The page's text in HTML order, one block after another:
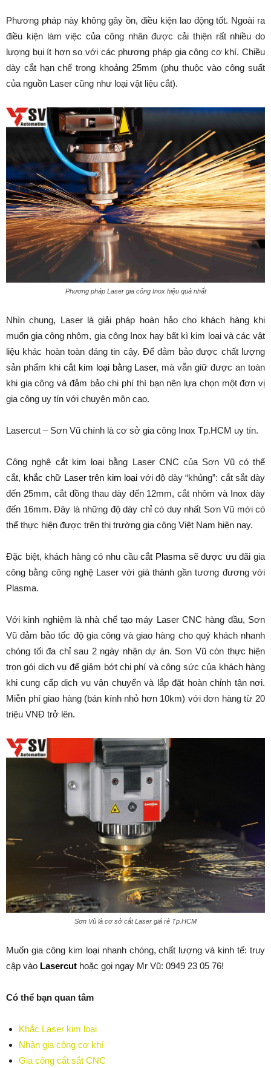
Phương pháp này không gây ồn, điều kiện lao động tốt. Ngoài ra
điều kiện làm việc của công nhân được cải thiện rất nhiều do
lượng bụi ít hơn so với các phương pháp gia công cơ khí. Chiều
dày cắt hạn chế trong khoảng 25mm (phụ thuộc vào công suất
của nguồn Laser cũng như loại vật liệu cắt).
Phương pháp Laser gia công Inox hiệu quả nhất
Nhìn chung, Laser là giải pháp hoàn hảo cho khách hàng khi
muốn gia công nhôm, gia công Inox hay bất kì kim loại và các vật
liệu khác hoàn toàn đáng tin cậy. Để đảm bảo được chất lượng
sản phẩm khi cắt kim loại bằng Laser, mà vẫn giữ được an toàn
khi gia công và đảm bảo chi phí thì bạn nên lựa chọn một đơn vị
gia công uy tín với chuyên môn cao.
Lasercut – Sơn Vũ chính là cơ sở gia công Inox Tp.HCM uy tín.
Công nghệ cắt kim loại bằng Laser CNC của Sơn Vũ có thể
cắt, khắc chữ Laser trên kim loại với độ dày “khủng”: cắt sắt dày
đến 25mm, cắt đồng thau dày đến 12mm, cắt nhôm và Inox dày
đến 16mm. Đây là những độ dày chỉ có duy nhất Sơn Vũ mới có
thể thực hiện được trên thị trường gia công Việt Nam hiện nay.
Đặc biệt, khách hàng có nhu cầucắt Plasmasẽ được ưu đãi gia
công bằng công nghệ Laser với giá thành gần tương đương với
Plasma.
Với kinh nghiệm là nhà chế tạo máy Laser CNC hàng đầu, Sơn
Vũ đảm bảo tốc độ gia công và giao hàng cho quý khách nhanh
chóng tối đa chỉ sau 2 ngày nhận dự án. Sơn Vũ còn thực hiện
trọn gói dịch vụ để giảm bớt chi phí và công sức của khách hàng
khi cung cấp dịch vụ vận chuyển và lắp đặt hoàn chỉnh tận nơi.
Miễn phí giao hàng (bán kính nhỏ hơn 10km) với đơn hàng từ 20
triệu VNĐ trở lên.
Sơn Vũ là cơ sở cắt Laser giá rẻ Tp.HCM
Muốn gia công kim loại nhanh chóng, chất lượng và kinh tế: truy
cập vào Lasercut hoặc gọi ngay Mr Vũ: 0949 23 05 76!
Có thể bạn quan tâm
Khắc Laser kim loại
Nhận gia công cơ khí
Gia công cắt sắt CNC